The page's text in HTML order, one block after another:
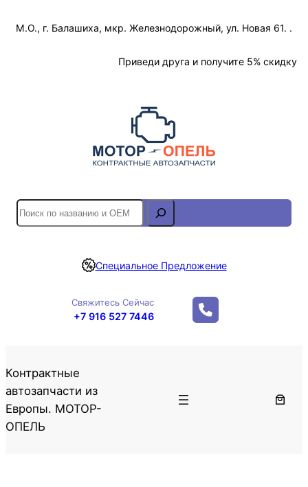
М.О., г. Балашиха, мкр. Железнодорожный, ул. Новая 61. .
Приведи друга и получите 5% скидку
S
e
r
Специальное Предложение
Свяжитесь Сейчас
+7 916 527 7446
Контрактные
автозапчасти из
Европы. МОТОР-
ОПЕЛЬ